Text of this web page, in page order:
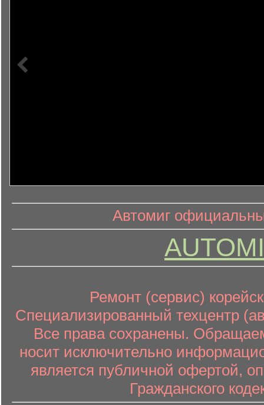
информационный контент
Автомиг
Ремонт (сервис)
Специализированный техцентр
Все права сохранены.
носит исключительно
является публичной офертой,
Гражданского